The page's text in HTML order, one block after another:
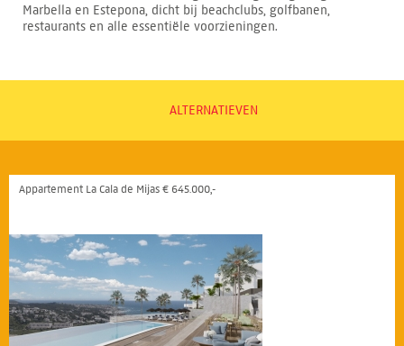
Marbella en Estepona, dicht bij beachclubs, golfbanen,
restaurants en alle essentiële voorzieningen.
ALTERNATIEVEN
Appartement La Cala de Mijas € 645.000,-